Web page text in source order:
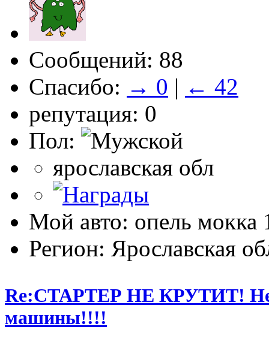
Сообщений: 88
Спасибо: → 0 | ← 42
репутация: 0
Пол:
ярославская обл
Мой авто: опель мокка
Регион: Ярославская
Re:СТАРТЕР НЕ КРУТИТ! Не
машины!!!!